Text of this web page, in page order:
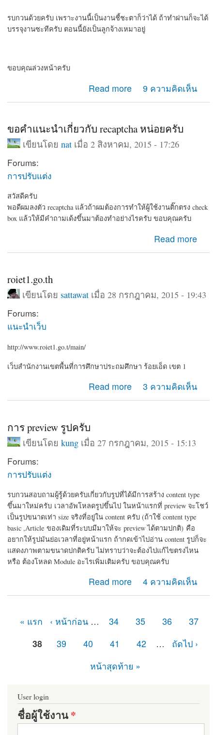
รบกวนด้วยครับ เพราะงานนี้เป็นงานชี้ชะตาก็ว่าได้ ถ้าทำผ่านก็จะได้
บรรจุงานซะทีครับ ตอนนี้ยังเป็นลูกจ้างเหมาอยู่
ขอบคุณล่วงหน้าครับ
Read more
about ทำเว็บเก็บข้อมูลบุคคลครับแนะนำด้วย9 ความคิดเห็น
ขอคำแนะนำเกี่ยวกับ recaptcha หน่อยครับ
เขียนโดย natเมื่อ 2 สิงหาคม, 2015 - 17:26
Forums:
การปรับแต่ง
สวัสดีครับ
พอดีผมลงตัว recaptcha แล้วถ้าผมต้องการทำให้ผู้ใช้งานติ๊กตรง check
box แล้วให้มีคำถามเด้งขึ้นมาต้องทำอย่างไรครับ ขอบคุณครับ
Read more
about ขอคำแนะนำเกี่ยวกับ recaptcha หน่อยครับ
roiet1.go.th
เขียนโดย sattawat เมื่อ 28 กรกฎาคม, 2015 - 19:43
Forums:
แนะนำเว็บ
http://www.roiet1.go.t/main/
เว็บสำนักงานเขตพื้นที่การศึกษาประถมศึกษา ร้อยเอ็ด เขต 1
Read more 3 ความคิดเห็น
การ preview รูปครับ
เขียนโดย kungเมื่อ 27 กรกฎาคม, 2015 - 15:13
Forums:
การปรับแต่ง
รบกวนสอบถามผู้รู้ด้วยครับเกี่ยวกับรูปที่ได้มีการสร้าง content type
ขึ้นมาใหม่ครับ เวลาอัพโหลดรูปขึ้นไป ในหน้าแรกที่ preview จะโชว์
เป็นรูปขนาดเท่า size จริงที่อยู่ใน content ครับ (ถ้าใช้ content type
basic ,Article ของเดิมที่ระบบมีมาให้จะ preview ได้ตามปกติ) คือ
อยากให้รูปมันย่อเวลาที่อยู่หน้าแรก ถ้ากดเข้าไปอ่าน content รูปก็จะ
แสดงภาพตามขนาดปกติครับ ไม่ทราบว่าจะต้องไปแก้ไขตรงไหน
หรือ ต้องโหลด Module อะไรเพิ่มเติมครับ ขอบคุณครับ
Read more
about การ preview รูปครับ 4 ความคิดเห็น
« แรก ‹ หน้าก่อน … 34 35 36
37
38
39 40 41 42 …
ถัดไป ›
หน้าสุดท้าย »
User login
ชื่อผู้ใช้งาน*